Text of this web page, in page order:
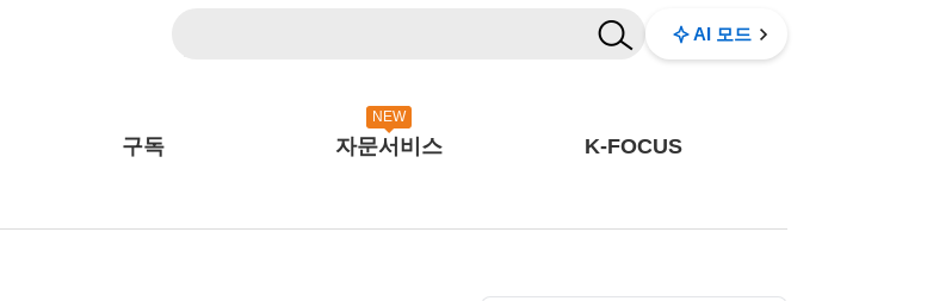
AI 모드
구독
NEW
자문서비스 K-FOCUS